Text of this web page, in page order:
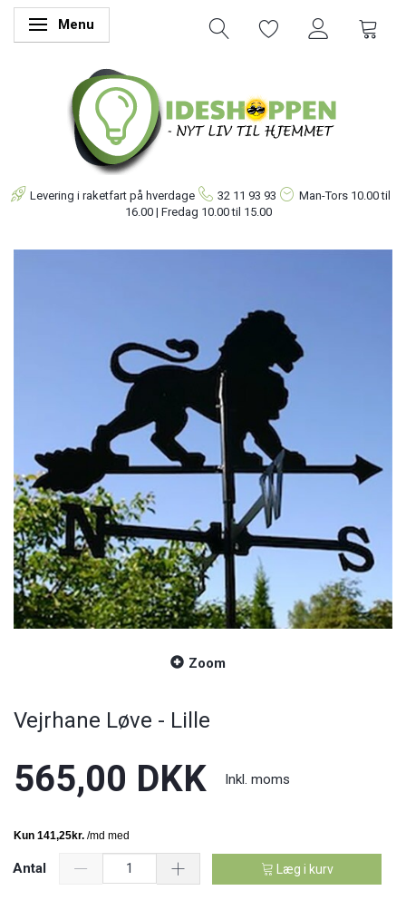
Skifte navigation
Menu
Levering i raketfart på hverdage 32 11 93 93 Man-Tors 10.00 til
16.00 | Fredag 10.00 til 15.00
Zoom
Vejrhane Løve - Lille
565,00 DKK Inkl. moms
Antal Læg i kurv